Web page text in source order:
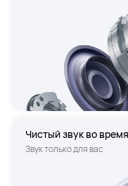
Чистый звук во
Звук только для вас